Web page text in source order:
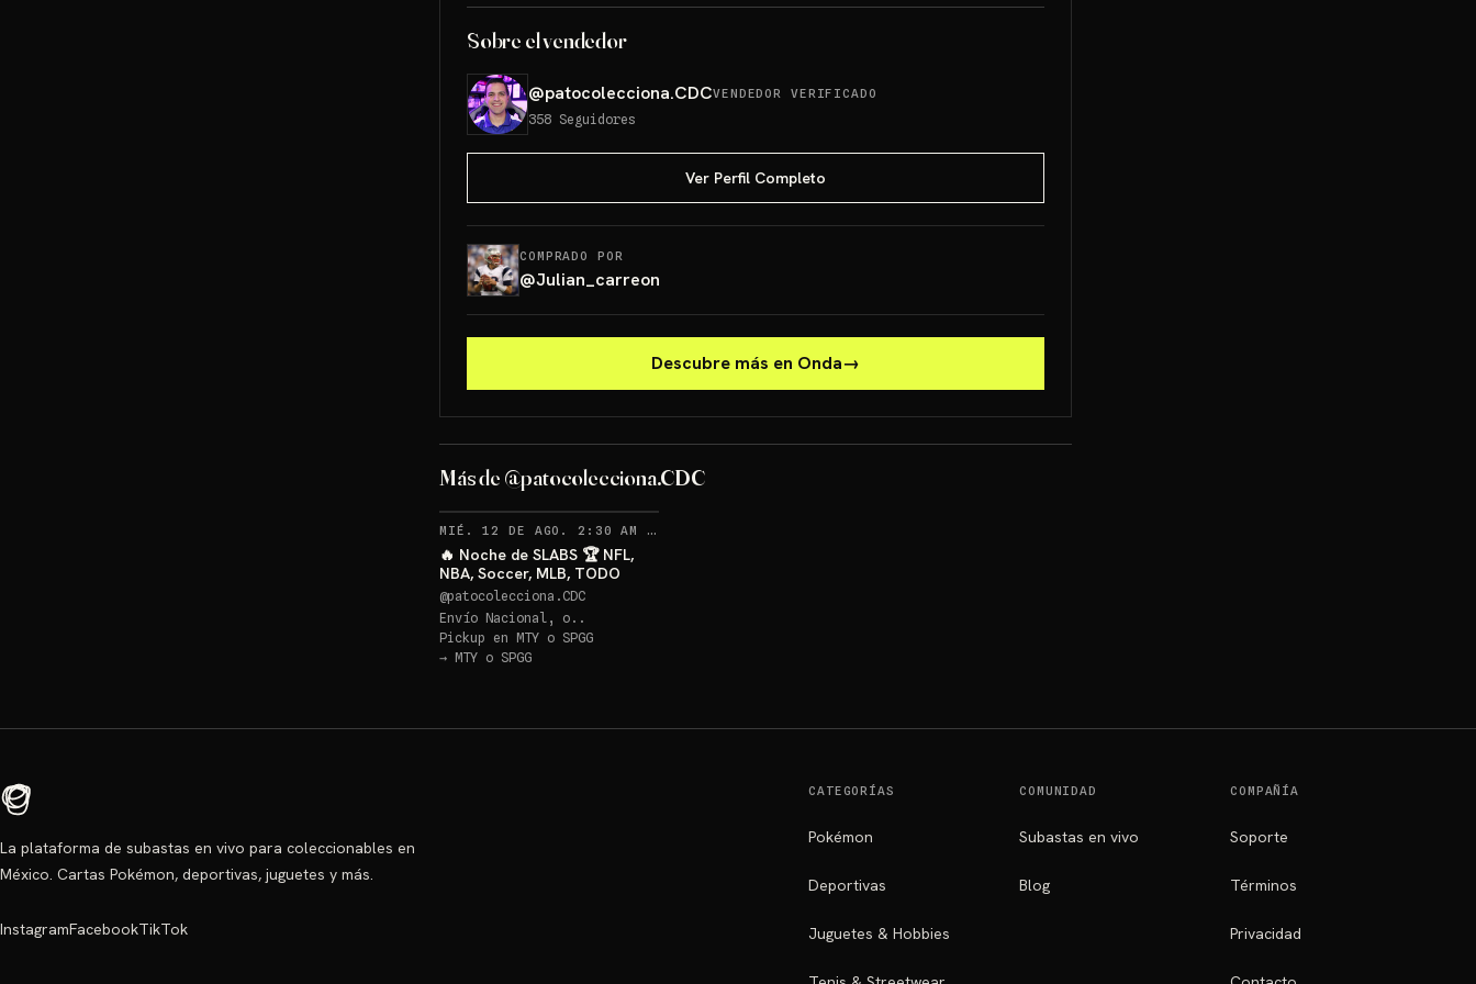
Sobre el vendedor
@patocolecciona.CDCVENDEDOR VERIFICADO
358 Seguidores
Ver Perfil Completo
COMPRADO POR
@Julian_carreon
Descubre más en Onda→
Más de @patocolecciona.CDC
MIÉ. 12 DE AGO. 2:30 AM ·
🔥 Noche de SLABS 🏆 NFL,
NBA, Soccer, MLB, TODO
@patocolecciona.CDC
Envío Nacional, o..
Pickup en MTY o SPGG
→ MTY o SPGG
La plataforma de subastas en vivo para coleccionables en
México. Cartas Pokémon, deportivas, juguetes y más.
InstagramFacebookTikTok
CATEGORÍAS
Pokémon
Deportivas
Juguetes & Hobbies
COMUNIDAD
Subastas en vivo
Blog
COMPAÑÍA
Soporte
Términos
Privacidad